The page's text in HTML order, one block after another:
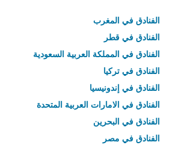
الفنادق في المغرب
الفنادق في قطر
الفنادق في المملكة العربية السعودية
الفنادق في تركيا
الفنادق في إندونيسيا
الفنادق في الامارات العربية المتحدة
الفنادق في البحرين
الفنادق في مصر